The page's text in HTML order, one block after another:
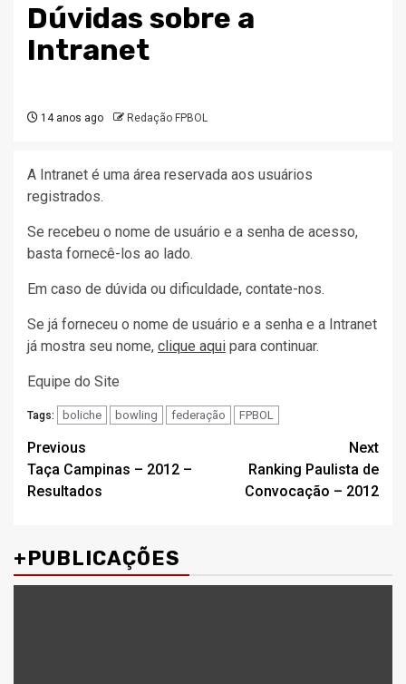
Dúvidas sobre a
Intranet
14 anos ago Redação FPBOL
A Intranet é uma área reservada aos usuários
registrados.
Se recebeu o nome de usuário e a senha de acesso,
basta fornecê-los ao lado.
Em caso de dúvida ou dificuldade, contate-nos.
Se já forneceu o nome de usuário e a senha e a Intranet
já mostra seu nome, clique aqui para continuar.
Equipe do Site
Tags: boliche bowling federação FPBOL
Post
navigation
Previous
Taça Campinas – 2012 –
Resultados
Next
Ranking Paulista de
Convocação – 2012
+PUBLICAÇÕES